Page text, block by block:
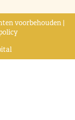
voorbehouden |